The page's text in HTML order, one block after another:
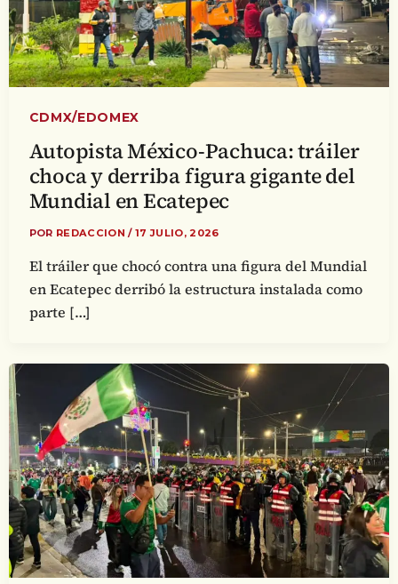
CDMX/EDOMEX
Autopista México-Pachuca: tráiler
choca y derriba figura gigante del
Mundial en Ecatepec
POR REDACCION/ 17 JULIO, 2026
El tráiler que chocó contra una figura del Mundial
en Ecatepec derribó la estructura instalada como
parte […]